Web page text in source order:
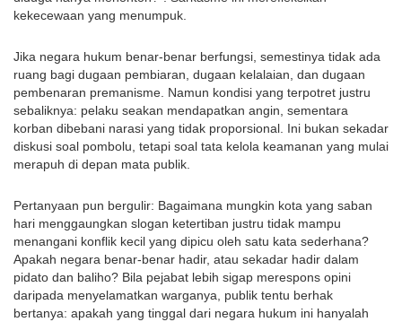
kekecewaan yang menumpuk.
Jika negara hukum benar-benar berfungsi, semestinya tidak ada
ruang bagi dugaan pembiaran, dugaan kelalaian, dan dugaan
pembenaran premanisme. Namun kondisi yang terpotret justru
sebaliknya: pelaku seakan mendapatkan angin, sementara
korban dibebani narasi yang tidak proporsional. Ini bukan sekadar
diskusi soal pombolu, tetapi soal tata kelola keamanan yang mulai
merapuh di depan mata publik.
Pertanyaan pun bergulir: Bagaimana mungkin kota yang saban
hari menggaungkan slogan ketertiban justru tidak mampu
menangani konflik kecil yang dipicu oleh satu kata sederhana?
Apakah negara benar-benar hadir, atau sekadar hadir dalam
pidato dan baliho? Bila pejabat lebih sigap merespons opini
daripada menyelamatkan warganya, publik tentu berhak
bertanya: apakah yang tinggal dari negara hukum ini hanyalah